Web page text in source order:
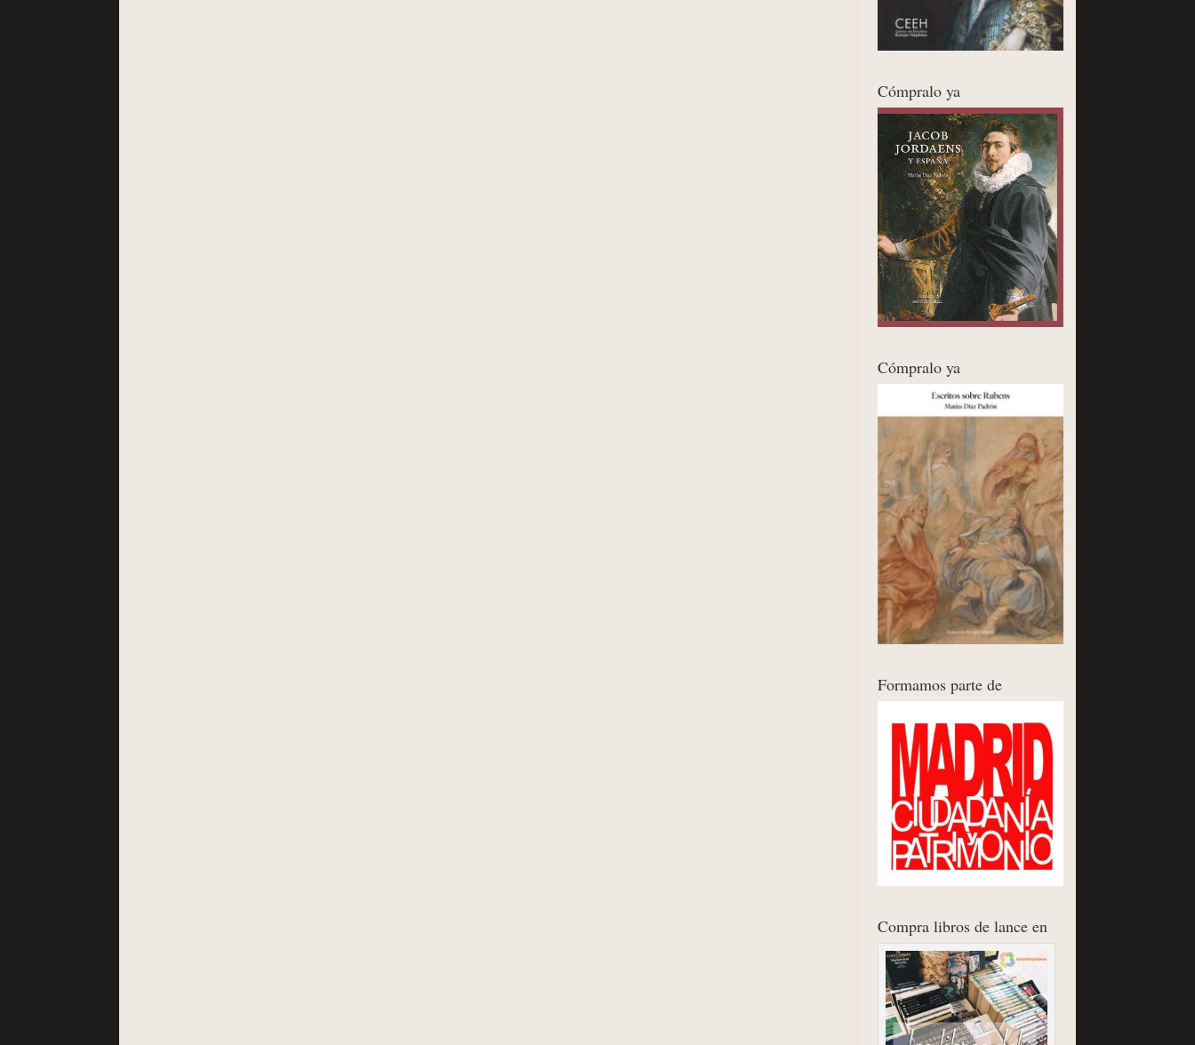
Cómpralo ya
Cómpralo ya
Formamos parte de
Compra libros de lance en